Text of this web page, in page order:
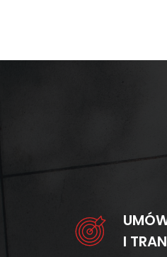
I